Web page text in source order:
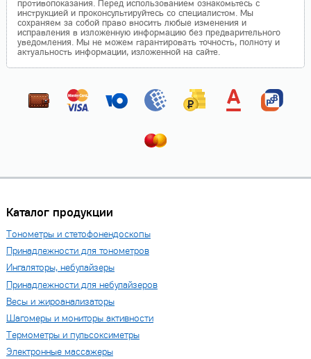
противопоказания. Перед использованием ознакомьтесь с
инструкцией и проконсультируйтесь со специалистом. Мы
сохраняем за собой право вносить любые изменения и
исправления в изложенную информацию без предварительного
уведомления. Мы не можем гарантировать точность, полноту и
актуальность информации, изложенной на сайте.
Каталог продукции
Тонометры и стетофонендоскопы
Принадлежности для тонометров
Ингаляторы, небулайзеры
Принадлежности для небулайзеров
Весы и жироанализаторы
Шагомеры и мониторы активности
Термометры и пульсоксиметры
Электронные массажеры